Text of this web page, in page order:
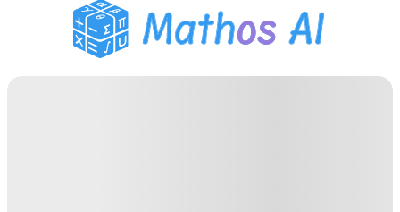
مساعد واجبات PDF
أدوات الدراسة